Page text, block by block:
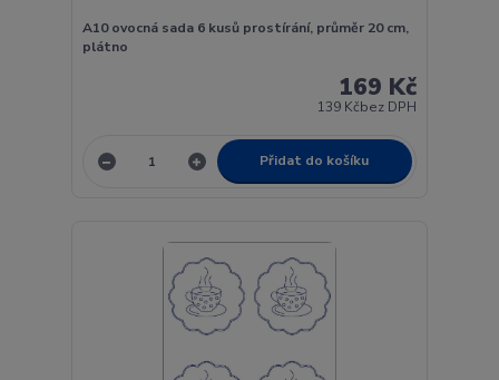
A10 ovocná sada 6 kusů prostírání, průměr 20 cm,
plátno
169 Kč
139 Kčbez DPH
Přidat do košíku